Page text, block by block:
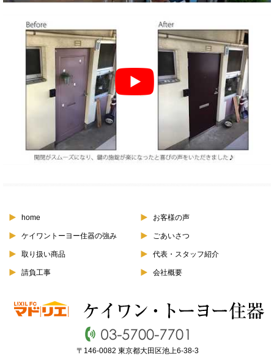
home
ケイワントーヨー住器の強み
取り扱い商品
請負工事
お客様の声
ごあいさつ
代表・スタッフ紹介
会社概要
〒146-0082 東京都大田区池上6-38-3